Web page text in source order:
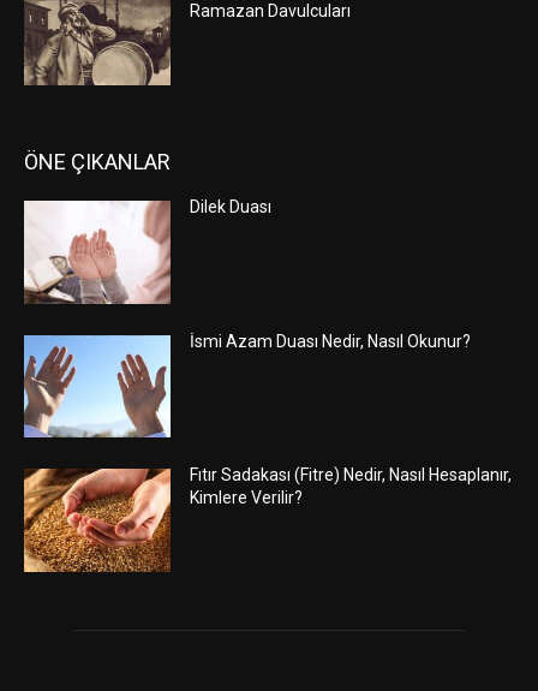
Ramazan Davulcuları
ÖNE ÇIKANLAR
Dilek Duası
İsmi Azam Duası Nedir, Nasıl Okunur?
Fıtır Sadakası (Fitre) Nedir, Nasıl Hesaplanır,
Kimlere Verilir?